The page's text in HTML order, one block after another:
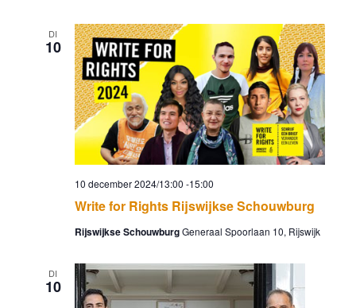
DI
10
Write for Rights Rijswijkse Schouwburg
10 december 2024/13:00 -15:00
Rijswijkse SchouwburgGeneraal Spoorlaan 10, Rijswijk
DI
10